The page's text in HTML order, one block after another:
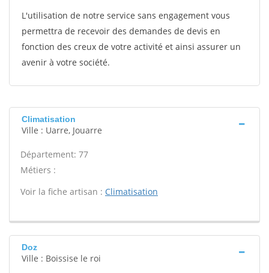
L'utilisation de notre service sans engagement vous
permettra de recevoir des demandes de devis en
fonction des creux de votre activité et ainsi assurer un
avenir à votre société.
Climatisation
Ville : Uarre, Jouarre
Département: 77
Métiers :
Voir la fiche artisan : Climatisation
Doz
Ville : Boissise le roi